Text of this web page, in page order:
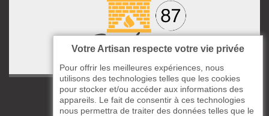
ccas le Bourg
87220 Boisseuil
Votre Artisan respecte votre vie privée
Pour offrir les meilleures expériences, nous
utilisons des technologies telles que les cookies
pour stocker et/ou accéder aux informations des
appareils. Le fait de consentir à ces technologies
nous permettra de traiter des données telles que le